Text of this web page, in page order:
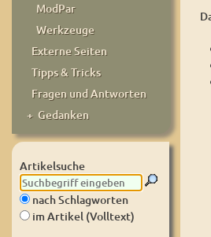
ModPar
Werkzeuge
Externe Seiten
Tipps & Tricks
Fragen und Antworten
+ Gedanken
Artikelsuche
nach Schlagworten
im Artikel (Volltext)